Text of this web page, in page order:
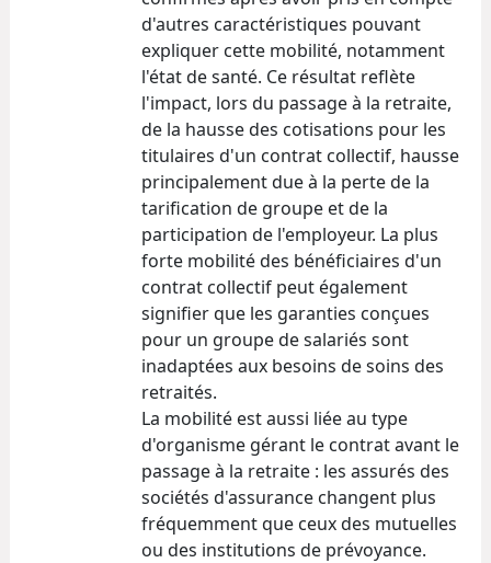
d'autres caractéristiques pouvant
expliquer cette mobilité, notamment
l'état de santé. Ce résultat reflète
l'impact, lors du passage à la retraite,
de la hausse des cotisations pour les
titulaires d'un contrat collectif, hausse
principalement due à la perte de la
tarification de groupe et de la
participation de l'employeur. La plus
forte mobilité des bénéficiaires d'un
contrat collectif peut également
signifier que les garanties conçues
pour un groupe de salariés sont
inadaptées aux besoins de soins des
retraités.
La mobilité est aussi liée au type
d'organisme gérant le contrat avant le
passage à la retraite : les assurés des
sociétés d'assurance changent plus
fréquemment que ceux des mutuelles
ou des institutions de prévoyance.